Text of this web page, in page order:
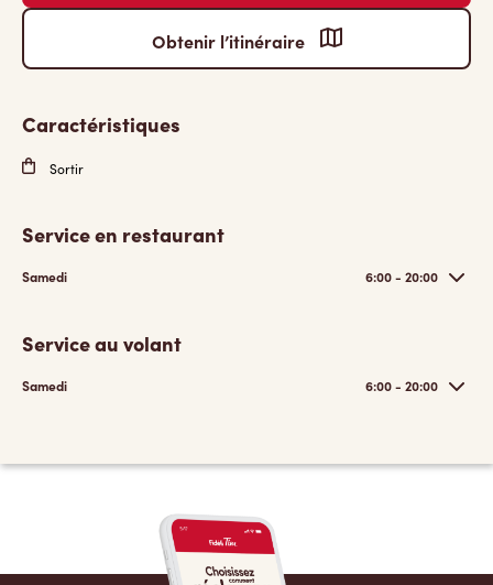
Obtenir l’itinéraire
Caractéristiques
Sortir
Service en restaurant
Samedi 6:00 - 20:00
Service au volant
Samedi 6:00 - 20:00